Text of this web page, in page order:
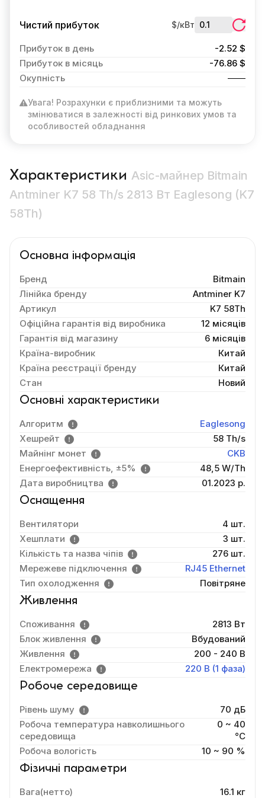
Чистий прибуток $/кВт
Прибуток в день
-2.52 $
Прибуток в місяць
-76.86 $
Окупність
Увага! Розрахунки є приблизними та можуть
змінюватися в залежності від ринкових умов та
особливостей обладнання
Характеристики Asic-майнер Bitmain
Antminer K7 58 Th/s 2813 Вт Eaglesong (K7
58Th)
Основна інформація
Бренд
Bitmain
Лінійка бренду
Antminer K7
Артикул
K7 58Th
Офіційна гарантія від виробника
12 місяців
Гарантія від магазину
6 місяців
Країна-виробник
Китай
Країна реєстрації бренду
Китай
Стан
Новий
Основні характеристики
Алгоритм
Eaglesong
Хешрейт
58 Th/s
Майнінг монет
CKB
Енергоефективність, ±5%
48,5 W/Th
Дата виробництва
01.2023 р.
Оснащення
Вентилятори
4 шт.
Хешплати
3 шт.
Кількість та назва чіпів
276 шт.
Мережеве підключення
RJ45 Ethernet
Тип охолодження
Повітряне
Живлення
Споживання
2813 Вт
Блок живлення
Вбудований
Живлення
200 - 240 В
Електромережа
220 В (1 фаза)
Робоче середовище
Рівень шуму
70 дБ
Робоча температура навколишнього
середовища
0 ~ 40
°C
Робоча вологість
10 ~ 90 %
Фізичні параметри
Вага(нетто)
16.1 кг